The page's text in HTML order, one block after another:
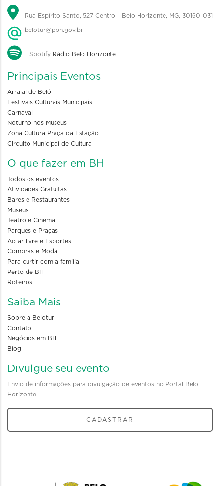
Rua Espírito Santo, 527 Centro - Belo Horizonte, MG, 30160-031
belotur@pbh.gov.br
Spotify Rádio Belo Horizonte
Principais Eventos
Arraial de Belô
Festivais Culturais Municipais
Carnaval
Noturno nos Museus
Zona Cultura Praça da Estação
Circuito Municipal de Cultura
O que fazer em BH
Todos os eventos
Atividades Gratuitas
Bares e Restaurantes
Museus
Teatro e Cinema
Parques e Praças
Ao ar livre e Esportes
Compras e Moda
Para curtir com a familia
Perto de BH
Roteiros
Saiba Mais
Sobre a Belotur
Contato
Negócios em BH
Blog
Divulgue seu evento
Envio de informações para divulgação de eventos no Portal Belo
Horizonte
CADASTRAR